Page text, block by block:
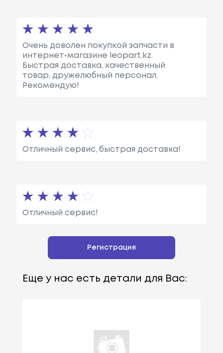
Очень доволен покупкой запчасти в
интернет-магазине leopart.kz.
Быстрая доставка, качественный
товар, дружелюбный персонал.
Рекомендую!
Отличный сервис, быстрая доставка!
Отличный сервис!
Регистрация
Еще у нас есть детали для Вас: